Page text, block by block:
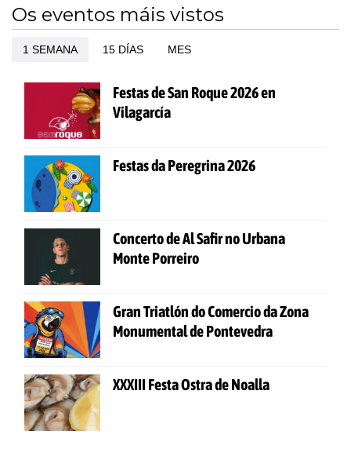
Os eventos máis vistos
1 SEMANA 15 DÍAS MES
Festas de San Roque 2026 en
Vilagarcía
Festas da Peregrina 2026
Concerto de Al Safir no Urbana
Monte Porreiro
Gran Triatlón do Comercio da Zona
Monumental de Pontevedra
XXXIII Festa Ostra de Noalla